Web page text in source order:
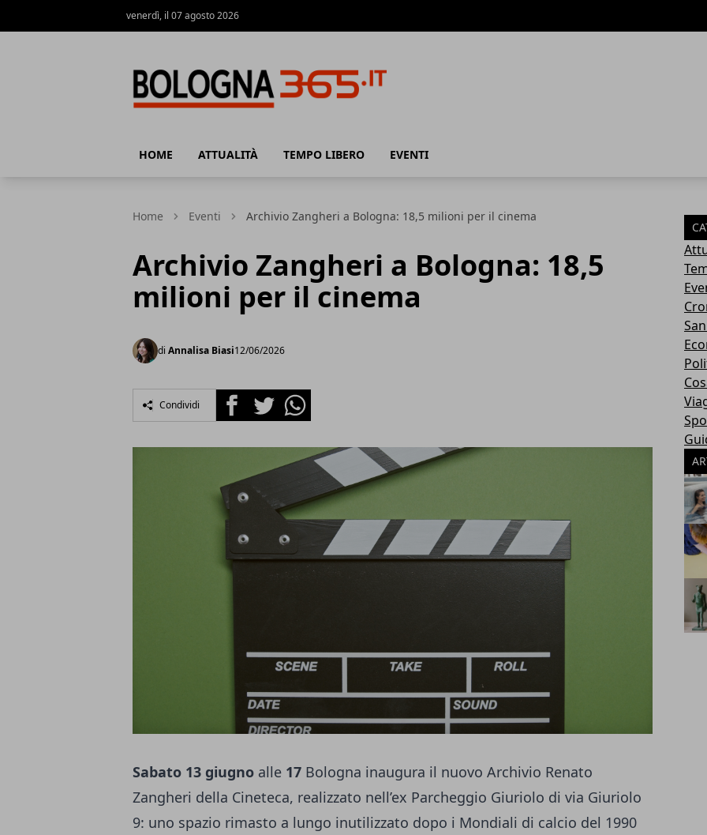
venerdì, il 07 agosto 2026
HOME ATTUALITÀ TEMPO LIBERO EVENTI
Home Eventi Archivio Zangheri a Bologna: 18,5 milioni per il cinema
Archivio Zangheri a Bologna: 18,5
milioni per il cinema
di Annalisa Biasi12/06/2026
Condividi FacebookTwitterWhatsapp
Sabato 13 giugno alle 17 Bologna inaugura il nuovo Archivio Renato
Zangheri della Cineteca, realizzato nell’ex Parcheggio Giuriolo di via Giuriolo
9: uno spazio rimasto a lungo inutilizzato dopo i Mondiali di calcio del 1990